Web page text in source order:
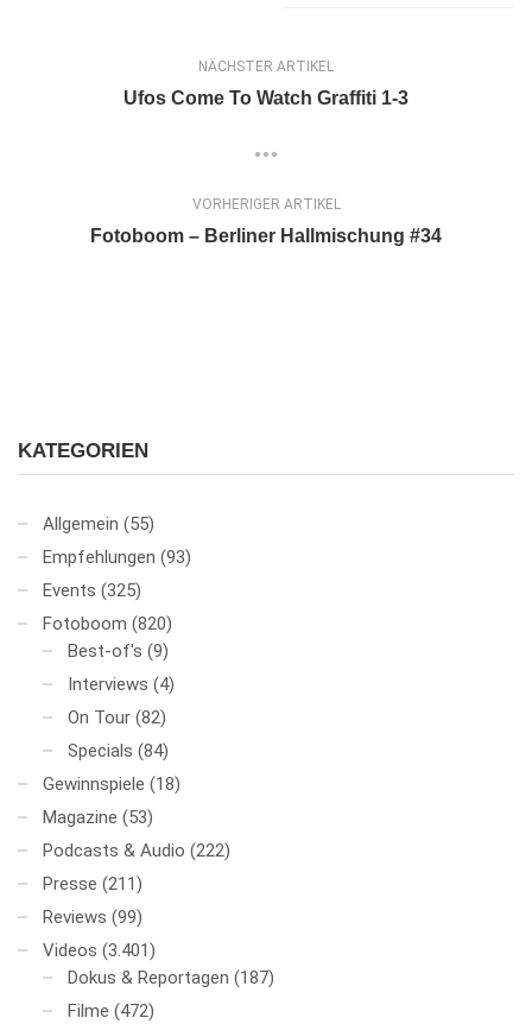
NÄCHSTER ARTIKEL
Ufos Come To Watch Graffiti 1-3
VORHERIGER ARTIKEL
Fotoboom – Berliner Hallmischung #34
KATEGORIEN
Allgemein (55)
Empfehlungen (93)
Events (325)
Fotoboom (820)
Best-of's (9)
Interviews (4)
On Tour (82)
Specials (84)
Gewinnspiele (18)
Magazine (53)
Podcasts & Audio (222)
Presse (211)
Reviews (99)
Videos (3.401)
Dokus & Reportagen (187)
Filme (472)